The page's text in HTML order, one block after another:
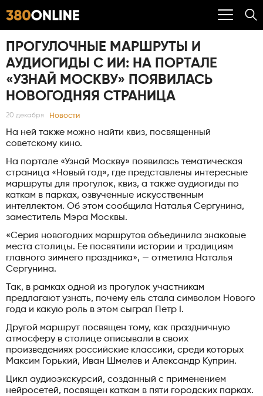
ПРОГУЛОЧНЫЕ МАРШРУТЫ И
АУДИОГИДЫ С ИИ: НА ПОРТАЛЕ
«УЗНАЙ МОСКВУ» ПОЯВИЛАСЬ
НОВОГОДНЯЯ СТРАНИЦА
20 декабря Новости
На ней также можно найти квиз, посвященный
советскому кино.
На портале «Узнай Москву» появилась тематическая
страница «Новый год», где представлены интересные
маршруты для прогулок, квиз, а также аудиогиды по
каткам в парках, озвученные искусственным
интеллектом. Об этом сообщила Наталья Сергунина,
заместитель Мэра Москвы.
«Серия новогодних маршрутов объединила знаковые
места столицы. Ее посвятили истории и традициям
главного зимнего праздника», — отметила Наталья
Сергунина.
Так, в рамках одной из прогулок участникам
предлагают узнать, почему ель стала символом Нового
года и какую роль в этом сыграл Петр I.
Другой маршрут посвящен тому, как праздничную
атмосферу в столице описывали в своих
произведениях российские классики, среди которых
Максим Горький, Иван Шмелев и Александр Куприн.
Цикл аудиоэкскурсий, созданный с применением
нейросетей, посвящен каткам в пяти городских парках.